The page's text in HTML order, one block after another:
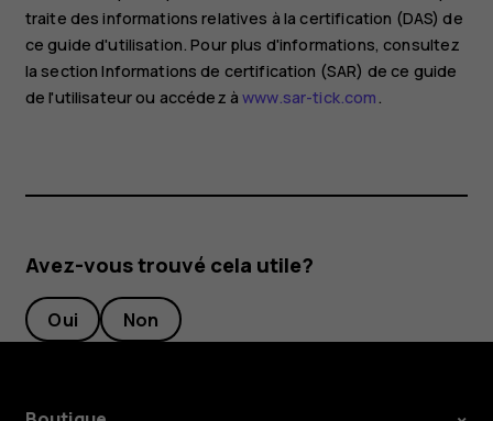
traite des informations relatives à la certification (DAS) de
ce guide d'utilisation. Pour plus d'informations, consultez
la section Informations de certification (SAR) de ce guide
de l'utilisateur ou accédez àwww.sar-tick.com.
Avez-vous trouvé cela utile?
Oui Non